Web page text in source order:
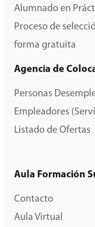
Alumnado en
Proceso de
forma gratuita
Agencia de
Personas
Empleadores
Listado de Ofertas
Aula Formación
Contacto
Aula Virtual